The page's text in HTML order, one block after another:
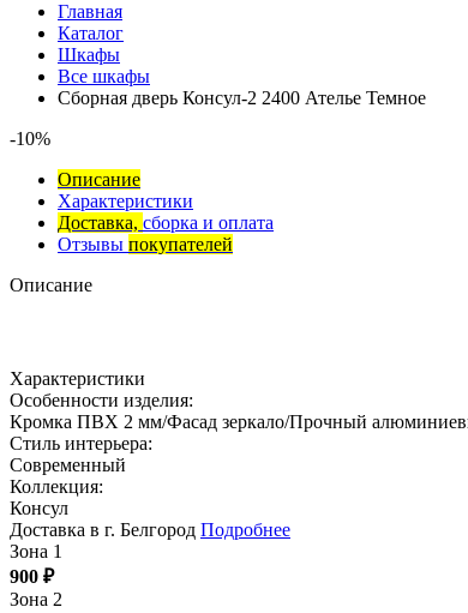
Главная
Каталог
Шкафы
Все шкафы
Сборная дверь Консул-2 2400 Ателье Темное
-10%
Описание
Характеристики
Доставка, сборка и оплата
Отзывы покупателей
Описание
Характеристики
Особенности изделия:
Кромка ПВХ 2 мм/Фасад зеркало/Прочный
Стиль интерьера:
Современный
Коллекция:
Консул
Доставка в г. Белгород Подробнее
Зона 1
900 ₽
Зона 2